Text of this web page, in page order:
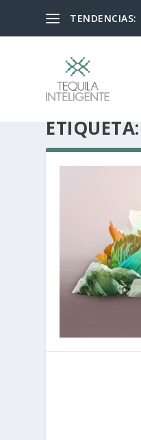
TENDENCIAS:
ETIQUETA: